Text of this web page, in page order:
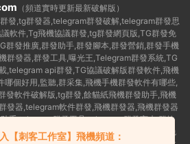
（頻道實時更新最新破解版）
發,tg群發器,telegram群發破解,telegram群發思
軟件,Tg飛機協議群發,tg群發網頁版,TG群發免
群發推廣,群發助手,群發腳本,群發營銷,群發手機
群發器,群發工具,曝光王,Telegram群發系統,TG
,telegram api群發,TG協議破解版群發軟件,飛機
哪個好用,監聽,群采集,飛機手機群發軟件有哪些,
發軟件破解版,tg群發,餘貓紙飛機群發助手,飛機
發器,telegram軟件群發,飛機群發器,飛機群發器
手,telegram群發工具,telegram 群發言,加群軟
冊機,TG機器人群發消息,群發軟件,tg群發器免
【刺客工作室】飛機頻道：